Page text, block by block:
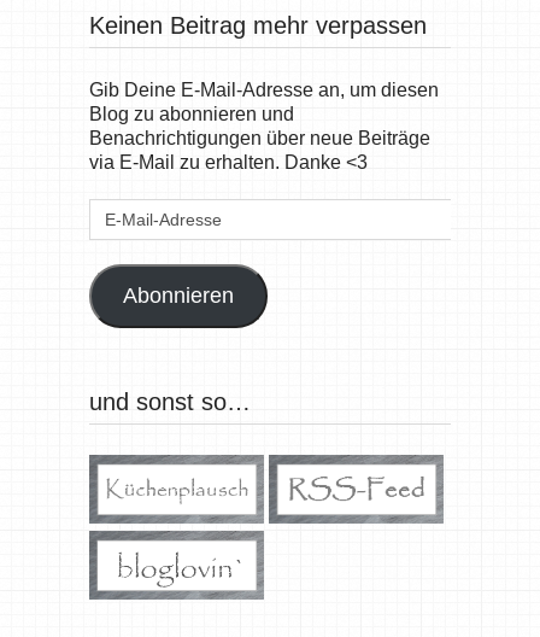
Keinen Beitrag mehr verpassen
Gib Deine E-Mail-Adresse an, um diesen
Blog zu abonnieren und
Benachrichtigungen über neue Beiträge
via E-Mail zu erhalten. Danke <3
E-
Abonnieren
und sonst so…